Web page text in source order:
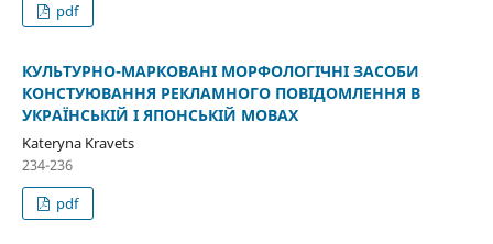
pdf
КУЛЬТУРНО-МАРКОВАНІ МОРФОЛОГІЧНІ ЗАСОБИ
КОНСТУЮВАННЯ РЕКЛАМНОГО ПОВІДОМЛЕННЯ В
УКРАЇНСЬКІЙ І ЯПОНСЬКІЙ МОВАХ
Kateryna Kravets
234-236
pdf